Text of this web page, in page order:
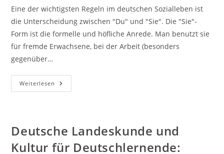
Eine der wichtigsten Regeln im deutschen Sozialleben ist
die Unterscheidung zwischen "Du" und "Sie". Die "Sie"-
Form ist die formelle und höfliche Anrede. Man benutzt sie
für fremde Erwachsene, bei der Arbeit (besonders
gegenüber…
Weiterlesen Deutsche
Landeskunde
Familie
Und
Umgangsformen
Deutsche Landeskunde und
Kultur für Deutschlernende: